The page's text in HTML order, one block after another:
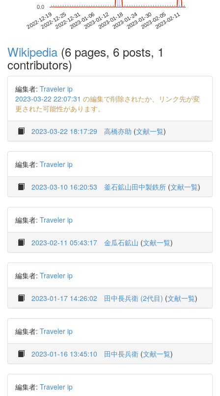
2022-12-192022-12-252022-12-312023-01-062023-01-122023-01-182023-01-242023-01-302023-02-052023-02-11
0.0
Wikipedia (6 pages, 6 posts, 1
contributors)
編集者: Traveler ip
2023-03-22 22:07:31 の編集で削除されたか、リンク先が変
更された可能性があります。
2023-03-22 18:17:29 高橋亦助 (文献一覧)
編集者: Traveler ip
2023-03-10 16:20:53 釜石鉱山田中製鉄所 (文献一覧)
編集者: Traveler ip
2023-02-11 05:43:17 金瓜石鉱山 (文献一覧)
編集者: Traveler ip
2023-01-17 14:26:02 田中長兵衛 (2代目) (文献一覧)
編集者: Traveler ip
2023-01-16 13:45:10 田中長兵衛 (文献一覧)
編集者: Traveler ip